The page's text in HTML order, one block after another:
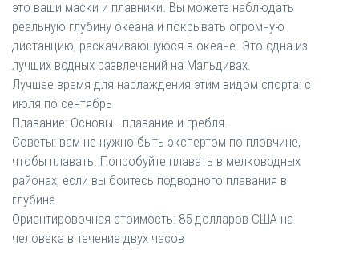
это ваши маски и плавники. Вы можете наблюдать
реальную глубину океана и покрывать огромную
дистанцию, раскачивающуюся в океане. Это одна из
лучших водных развлечений на Мальдивах.
Лучшее время для наслаждения этим видом спорта: с
июля по сентябрь
Плавание: Основы - плавание и гребля.
Советы: вам не нужно быть экспертом по пловчине,
чтобы плавать. Попробуйте плавать в мелководных
районах, если вы боитесь подводного плавания в
глубине.
Ориентировочная стоимость: 85 долларов США на
человека в течение двух часов